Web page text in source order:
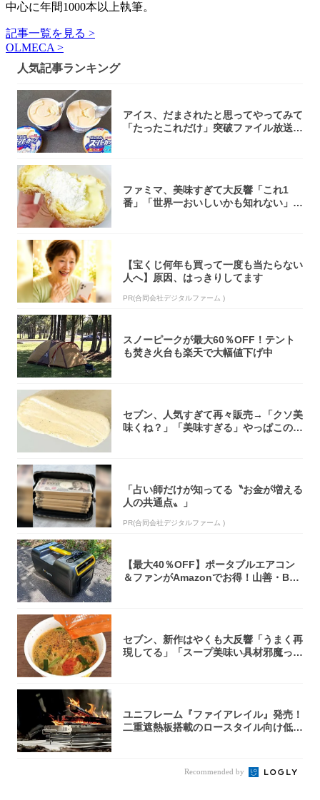
中心に年間1000本以上執筆。
記事一覧を見る >
OLMECA >
人気記事ランキング
アイス、だまされたと思ってやってみて
「たったこれだけ」突破ファイル放送で
ファミマ、美味すぎて大反響「これ1
番」「世界一おいしいかも知れない」
【宝くじ何年も買って一度も当たらない
人へ】原因、はっきりしてます
PR(合同会社デジタルファーム )
スノーピークが最大60％OFF！テント
も焚き火台も楽天で大幅値下げ中
セブン、人気すぎて再々販売→「クソ美
味くね？」「美味すぎる」やっぱこのク
「占い師だけが知ってる〝お金が増える
人の共通点〟」
PR(合同会社デジタルファーム )
【最大40％OFF】ポータブルエアコン
＆ファンがAmazonでお得！山善・Bo
セブン、新作はやくも大反響「うまく再
現してる」「スープ美味い具材邪魔って
ユニフレーム『ファイアレイル』発売！
二重遮熱板搭載のロースタイル向け低型
Recommended by